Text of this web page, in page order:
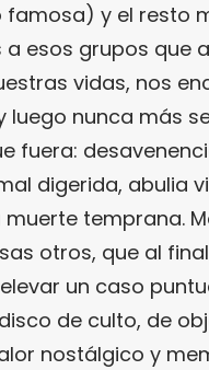
famosa) y el resto
a esos grupos que
vidas, nos
luego nunca más
fuera:
digerida, abulia
muerte temprana.
otros, que al
un caso
de culto, de
nostálgico y